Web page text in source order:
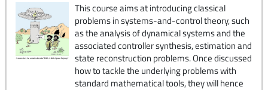
This course aims at introducing classical
problems in systems-and-control theory, such
as the analysis of dynamical systems and the
associated controller synthesis, estimation and
state reconstruction problems. Once discussed
how to tackle the underlying problems with
standard mathematical tools, they will hence